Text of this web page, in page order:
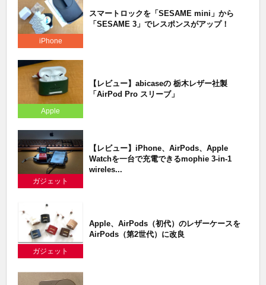
iPhone
スマートロックを「SESAME mini」から
「SESAME 3」でレスポンスがアップ！
Apple
【レビュー】abicaseの 栃木レザー社製
「AirPod Pro スリーブ」
ガジェット
【レビュー】iPhone、AirPods、Apple
Watchを一台で充電できるmophie 3-in-1
wireles...
ガジェット
Apple、AirPods（初代）のレザーケースを
AirPods（第2世代）に改良